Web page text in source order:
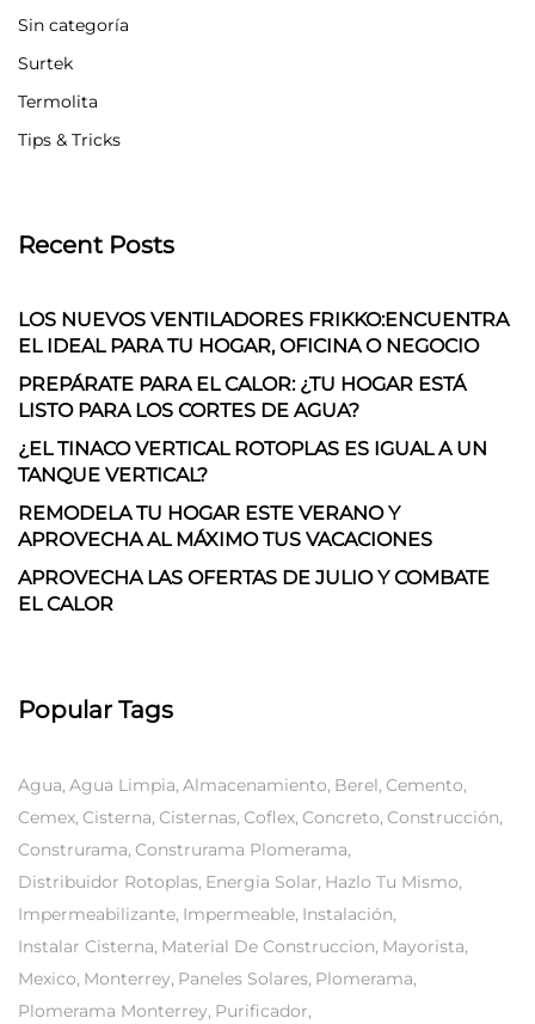
Sin categoría
Surtek
Termolita
Tips & Tricks
Recent Posts
LOS NUEVOS VENTILADORES FRIKKO:ENCUENTRA
EL IDEAL PARA TU HOGAR, OFICINA O NEGOCIO
PREPÁRATE PARA EL CALOR: ¿TU HOGAR ESTÁ
LISTO PARA LOS CORTES DE AGUA?
¿EL TINACO VERTICAL ROTOPLAS ES IGUAL A UN
TANQUE VERTICAL?
REMODELA TU HOGAR ESTE VERANO Y
APROVECHA AL MÁXIMO TUS VACACIONES
APROVECHA LAS OFERTAS DE JULIO Y COMBATE
EL CALOR
Popular Tags
Agua Agua Limpia Almacenamiento Berel Cemento
Cemex Cisterna Cisternas Coflex Concreto Construcción
Construrama Construrama Plomerama
Distribuidor Rotoplas Energia Solar Hazlo Tu Mismo
Impermeabilizante Impermeable Instalación
Instalar Cisterna Material De Construccion Mayorista
Mexico Monterrey Paneles Solares Plomerama
Plomerama Monterrey Purificador